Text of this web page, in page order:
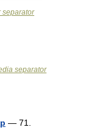
separator
separator
— 71.